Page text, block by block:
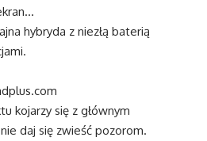
hybryda z niezłą baterią
kojarzy się z głównym
daj się zwieść pozorom.